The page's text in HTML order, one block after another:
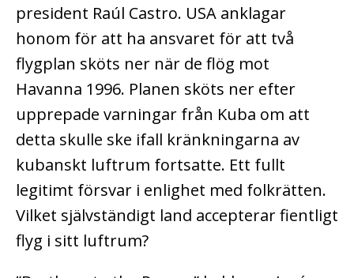
president Raúl Castro. USA anklagar
honom för att ha ansvaret för att två
flygplan sköts ner när de flög mot
Havanna 1996. Planen sköts ner efter
upprepade varningar från Kuba om att
detta skulle ske ifall kränkningarna av
kubanskt luftrum fortsatte. Ett fullt
legitimt försvar i enlighet med folkrätten.
Vilket självständigt land accepterar fientligt
flyg i sitt luftrum?